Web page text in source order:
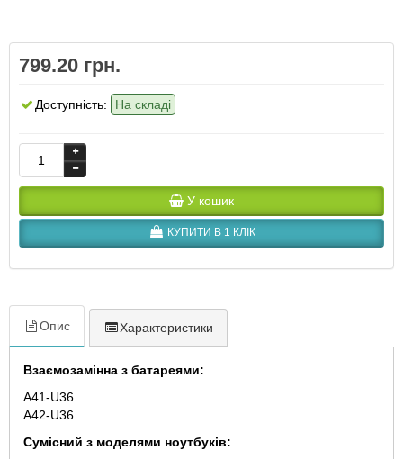
799.20 грн.
Доступність: На складі
У кошик
КУПИТИ В 1 КЛІК
Опис Характеристики
Взаємозамінна з батареями:
A41-U36
A42-U36
Сумісний з моделями ноутбуків: